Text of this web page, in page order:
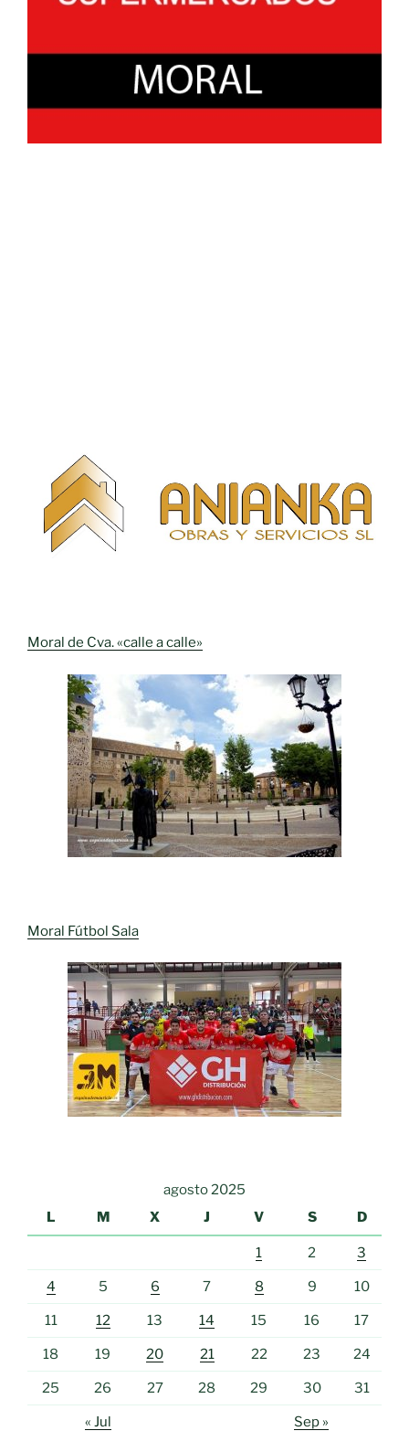
Moral de Cva. «calle a calle»
Moral Fútbol Sala
agosto 2025
L
M X J V S D
1 2 3
4 5 6 7 8 9 10
11 12 13 14 15 16 17
18 19 20 21 22 23 24
25 26 27 28 29 30 31
« Jul Sep »